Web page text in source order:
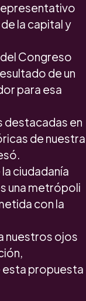
la capital y
Congreso
de un
para esa
destacadas en
de nuestra
ciudadanía
una metrópoli
con la
nuestros ojos
esta propuesta